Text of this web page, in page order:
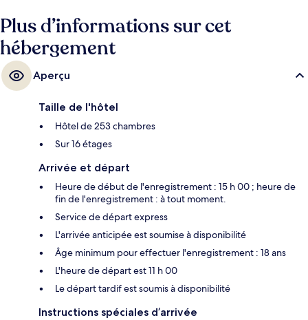
Plus d’informations sur cet
hébergement
Aperçu
Taille de l'hôtel
Hôtel de 253 chambres
Sur 16 étages
Arrivée et départ
Heure de début de l'enregistrement : 15 h 00 ; heure de
fin de l'enregistrement : à tout moment.
Service de départ express
L'arrivée anticipée est soumise à disponibilité
Âge minimum pour effectuer l'enregistrement : 18 ans
L'heure de départ est 11 h 00
Le départ tardif est soumis à disponibilité
Instructions spéciales d’arrivée